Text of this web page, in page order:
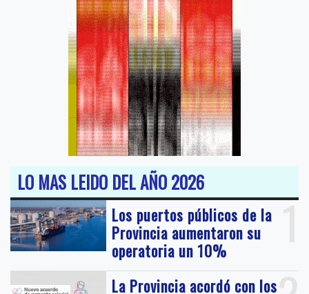
LO MAS LEIDO DEL AÑO 2026
1
Los puertos públicos de la
Provincia aumentaron su
operatoria un 10%
La Provincia acordó con los